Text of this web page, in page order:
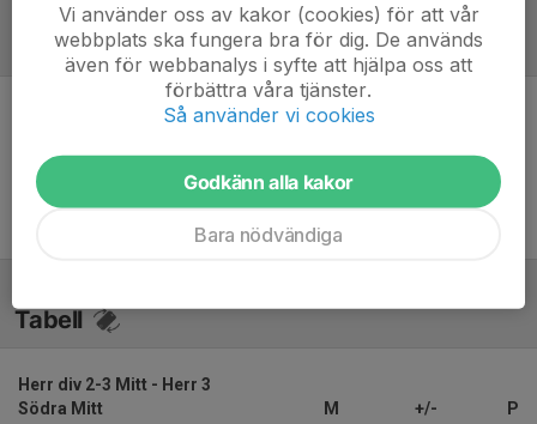
Referat
Tabell
Herr div 2-3 Mitt - Herr 3
Södra Mitt
M +/- P
Vi använder oss av kakor (cookies) för att vår
webbplats ska fungera bra för dig. De används
även för webbanalys i syfte att hjälpa oss att
förbättra våra tjänster.
Så använder vi cookies
Godkänn alla kakor
Bara nödvändiga